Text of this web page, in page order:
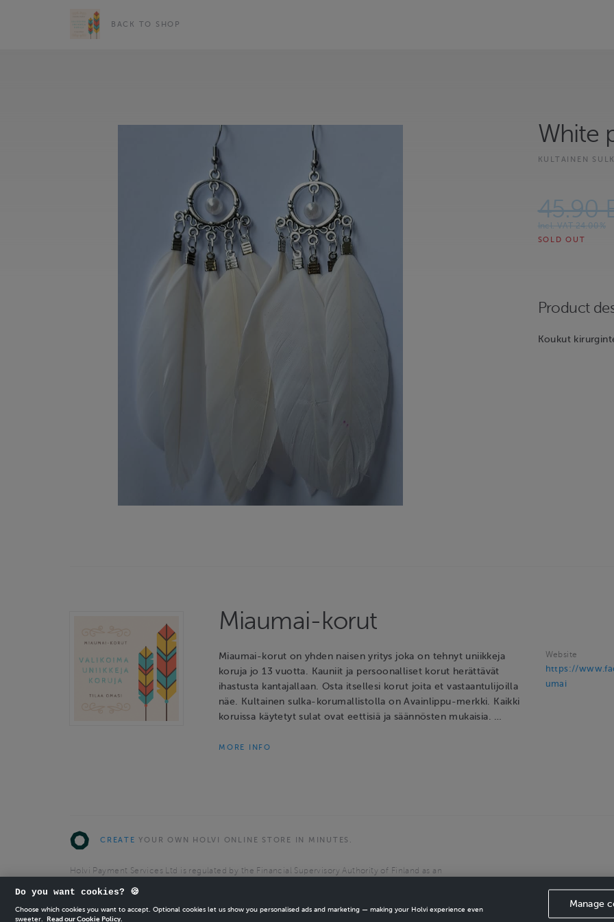
BACK TO SHOP
White
KULTAINEN
45.90
Incl. VAT 24.00%
SOLD OUT
Product
Koukut
Miaumai-korut
Miaumai-korut on yhden naisen yritys joka on tehnyt uniikkeja
koruja jo 13 vuotta. Kauniit ja persoonalliset korut herättävät
ihastusta kantajallaan. Osta itsellesi korut joita et vastaantulijoilla
näe. Kultainen sulka-korumallistolla on Avainlippu-merkki. Kaikki
koruissa käytetyt sulat ovat eettisiä ja säännösten mukaisia. …
MORE INFO
Website
https://
umai
CREATE YOUR OWN HOLVI ONLINE STORE IN MINUTES.
Holvi Payment Services Ltd is regulated by the Financial Supervisory Authority of Finland as an
Do you want cookies? 🍪
Choose which cookies you want to accept. Optional cookies let us show you personalised ads and marketing — making your Holvi experience even
sweeter.
Read our Cookie Policy.
Manage